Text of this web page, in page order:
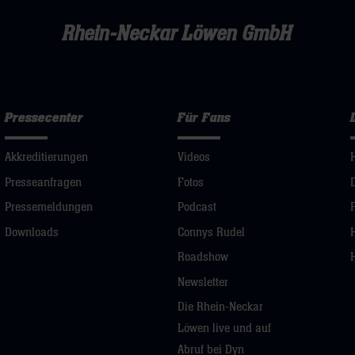
Rhein-Neckar Löwen GmbH
Pressecenter
Akkreditierungen
Presseanfragen
Pressemeldungen
Downloads
Für Fans
Videos
Fotos
Podcast
Connys Rudel
Roadshow
Newsletter
Die Rhein-Neckar
Löwen live und auf
Abruf bei Dyn